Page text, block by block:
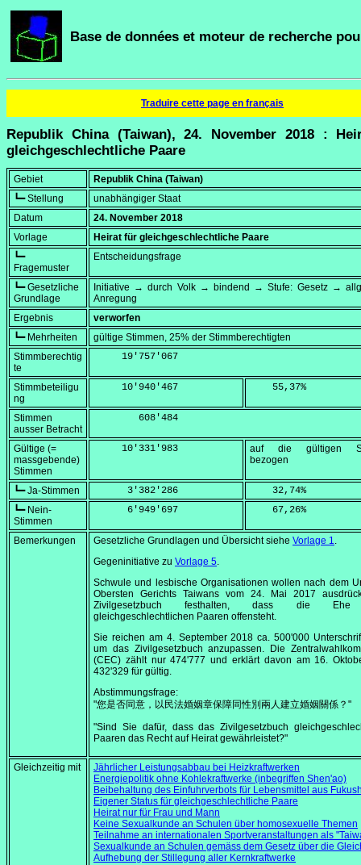
Base de données et moteur de recherche
Traduire cette page en français
Republik China (Taiwan), 24. November 2018 :
gleichgeschlechtliche Paare
Gebiet
Republik China (Taiwan)
┗━ Stellung
unabhängiger Staat
Datum
24. November 2018
Vorlage
Heirat für gleichgeschlechtliche Paare
┗━
Fragemuster
Entscheidungsfrage
┗━ Gesetzliche
Grundlage
Initiative → durch Volk → bindend → Stufe: Gesetz →
Anregung
Ergebnis
verworfen
┗━ Mehrheiten
gültige Stimmen, 25% der Stimmberechtigten
Stimmberechtig
te
     19'757'067
Stimmbeteiligu
ng
     10'940'467
    55,37
%
Stimmen
ausser Betracht
        608'484
Gültige (=
massgebende)
Stimmen
     10'331'983
auf die gültigen
bezogen
┗━ Ja-Stimmen
      3'382'286
    32,74
%
┗━ Nein-
Stimmen
      6'949'697
    67,26
%
Bemerkungen Gesetzliche Grundlagen und Übersicht siehe Vorlage 1.
Gegeninitiative zu Vorlage 5.
Schwule und lesbische Organisationen wollen nach dem
Obersten Gerichts Taiwans vom 24. Mai 2017
Zivilgesetzbuch festhalten, dass die Ehe
gleichgeschlechtlichen Paaren offensteht.
Sie reichen am 4. September 2018 ca. 500'000
um das Zivilgesetzbuch anzupassen. Die
(CEC) zählt nur 474'777 und erklärt davon am 16.
432'329 für gültig.
Abstimmungsfrage:
"您是否同意，以民法婚姻章保障同性別兩人建立婚姻關係？"
"Sind Sie dafür, dass das Zivilgesetzbuch
Paaren das Recht auf Heirat gewährleistet?"
Gleichzeitig mit
Jährlicher Leistungsabbau bei Heizkraftwerken
Energiepolitik ohne Kohlekraftwerke (inbegriffen Shen'ao)
Beibehaltung des Einfuhrverbots für Lebensmittel aus
Eigener Status für gleichgeschlechtliche Paare
Heirat nur für Frau und Mann
Keine Sexualkunde an Schulen über homosexuelle Themen
Teilnahme an internationalen Sportveranstaltungen als
Sexualkunde an Schulen gemäss dem Gesetz über die
Aufhebung der Stillegung aller Kernkraftwerke